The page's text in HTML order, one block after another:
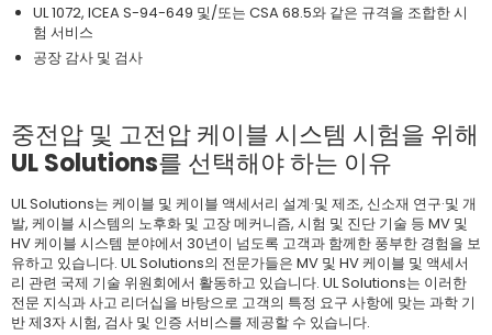
UL 1072, ICEA S-94-649 및/또는 CSA 68.5와 같은 규격을 조합한 시
험 서비스
공장 감사 및 검사
중전압 및 고전압 케이블 시스템 시험을 위해
UL Solutions를 선택해야 하는 이유
UL Solutions는 케이블 및 케이블 액세서리 설계·및 제조, 신소재 연구·및 개
발, 케이블 시스템의 노후화 및 고장 메커니즘, 시험 및 진단 기술 등 MV 및
HV 케이블 시스템 분야에서 30년이 넘도록 고객과 함께한 풍부한 경험을 보
유하고 있습니다. UL Solutions의 전문가들은 MV 및 HV 케이블 및 액세서
리 관련 국제 기술 위원회에서 활동하고 있습니다. UL Solutions는 이러한
전문 지식과 사고 리더십을 바탕으로 고객의 특정 요구 사항에 맞는 과학 기
반 제3자 시험, 검사 및 인증 서비스를 제공할 수 있습니다.